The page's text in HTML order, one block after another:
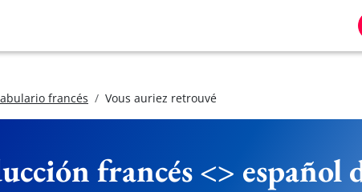
francés Vous auriez retrouvé
francés <> español